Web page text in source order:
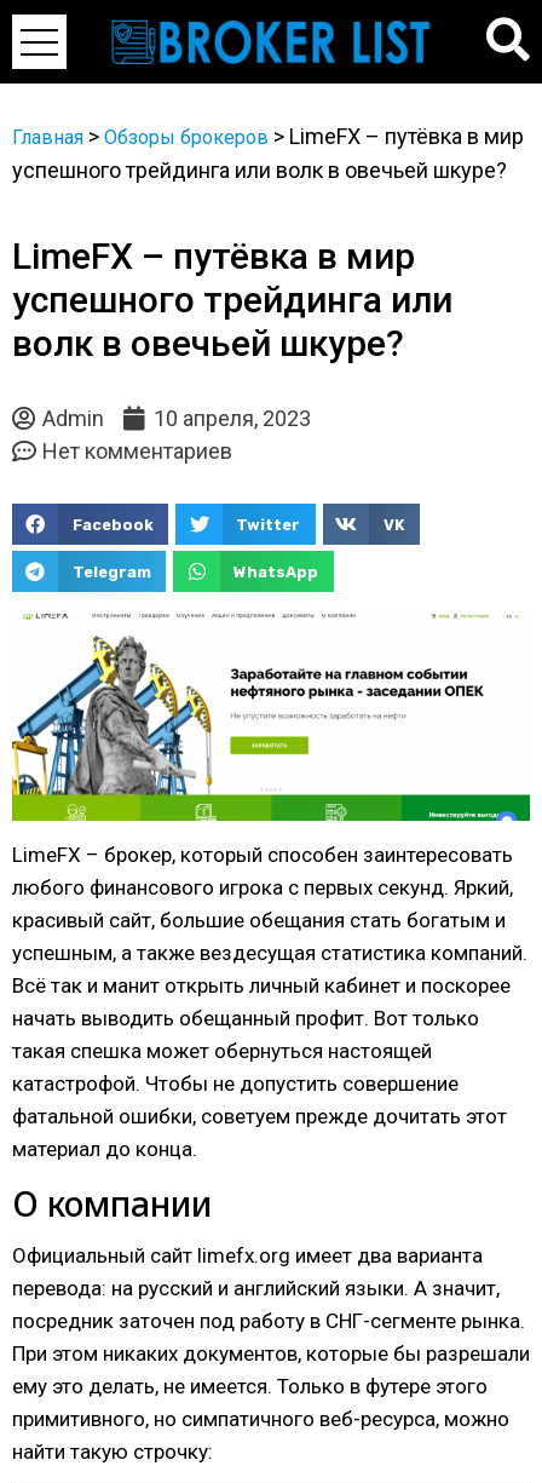
Главная > Обзоры брокеров > LimeFX – путёвка в мир
успешного трейдинга или волк в овечьей шкуре?
LimeFX – путёвка в мир
успешного трейдинга или
волк в овечьей шкуре?
Admin
10 апреля, 2023
Нет комментариев
Facebook Twitter VK
Telegram WhatsApp
LimeFX – брокер, который способен заинтересовать
любого финансового игрока с первых секунд. Яркий,
красивый сайт, большие обещания стать богатым и
успешным, а также вездесущая статистика компаний.
Всё так и манит открыть личный кабинет и поскорее
начать выводить обещанный профит. Вот только
такая спешка может обернуться настоящей
катастрофой. Чтобы не допустить совершение
фатальной ошибки, советуем прежде дочитать этот
материал до конца.
О компании
Официальный сайт limefx.org имеет два варианта
перевода: на русский и английский языки. А значит,
посредник заточен под работу в СНГ-сегменте рынка.
При этом никаких документов, которые бы разрешали
ему это делать, не имеется. Только в футере этого
примитивного, но симпатичного веб-ресурса, можно
найти такую строчку: